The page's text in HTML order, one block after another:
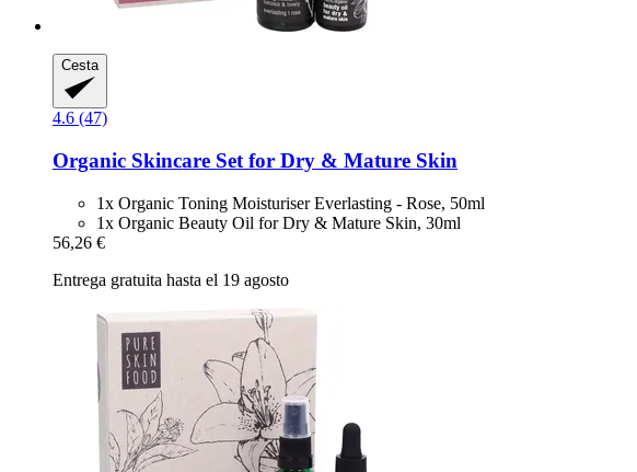
Cesta
4.6 (47)
Organic Skincare Set for Dry & Mature Skin
1x Organic Toning Moisturiser Everlasting - Rose, 50ml
1x Organic Beauty Oil for Dry & Mature Skin, 30ml
56,26 €
Entrega gratuita hasta el 19 agosto